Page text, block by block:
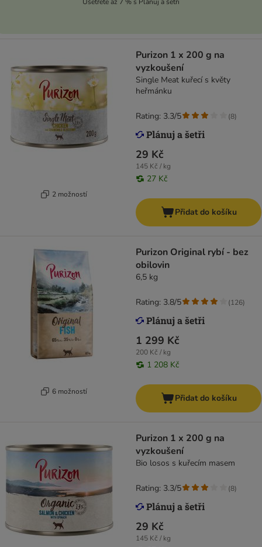
2 možností
Purizon 1 x 200 g na
vyzkoušení
Single Meat kuřecí s květy
heřmánku
29 Kč
145 Kč / kg
27 Kč
Rating: 3.3/5 (8)
Přidat do košíku
6 možností
Purizon Original rybí - bez
obilovin
6,5 kg
1 299 Kč
200 Kč / kg
1 208 Kč
Rating: 3.8/5 (126)
Přidat do košíku
Purizon 1 x 200 g na
vyzkoušení
Bio losos s kuřecím masem
29 Kč
145 Kč / kg
Rating: 3.3/5 (8)